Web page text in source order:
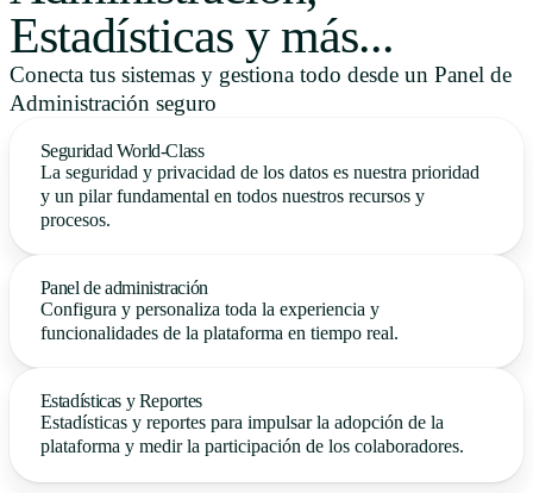
Estadísticas y más...
Conecta tus sistemas y gestiona todo desde un Panel de
Administración seguro
Seguridad World-Class
La seguridad y privacidad de los datos es nuestra prioridad
y un pilar fundamental en todos nuestros recursos y
procesos.
Panel de administración
Configura y personaliza toda la experiencia y
funcionalidades de la plataforma en tiempo real.
Estadísticas y Reportes
Estadísticas y reportes para impulsar la adopción de la
plataforma y medir la participación de los colaboradores.